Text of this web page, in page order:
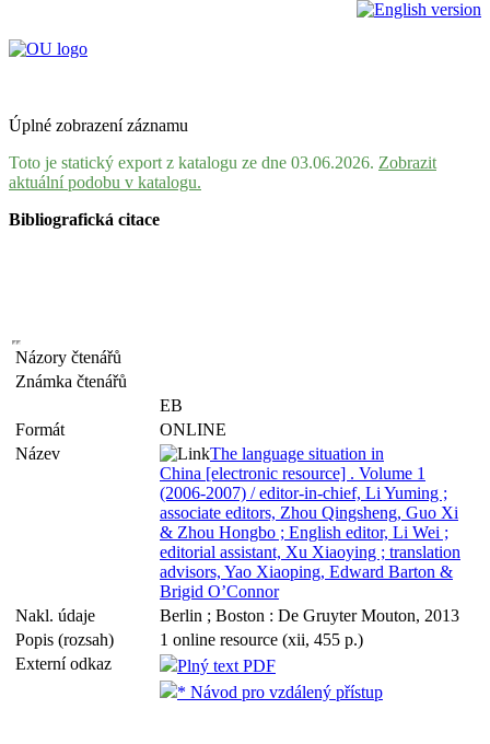
Úplné zobrazení záznamu
Toto je statický export z katalogu ze dne 03.06.2026. Zobrazit
aktuální podobu v katalogu.
Bibliografická citace
Názory čtenářů
Známka čtenářů
EB
Formát
ONLINE
Název
The language situation in
China [electronic resource] . Volume 1
(2006-2007) / editor-in-chief, Li Yuming ;
associate editors, Zhou Qingsheng, Guo Xi
& Zhou Hongbo ; English editor, Li Wei ;
editorial assistant, Xu Xiaoying ; translation
advisors, Yao Xiaoping, Edward Barton &
Brigid O’Connor
Nakl. údaje
Berlin ; Boston : De Gruyter Mouton, 2013
Popis (rozsah)
1 online resource (xii, 455 p.)
Externí odkaz
Plný text PDF
* Návod pro vzdálený přístup